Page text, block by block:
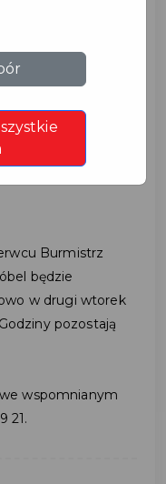
PRZEZ
Burmistrz
będzie
w drugi wtorek
pozostają
wspomnianym
21.